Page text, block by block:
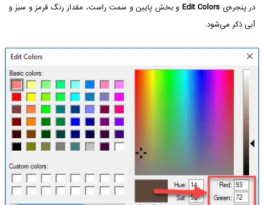
در پنجره‌ی Edit Colors و بخش پایین و سمت راست، مقدار رنگ قرمز و سبز و
آبی ذکر می‌شود.